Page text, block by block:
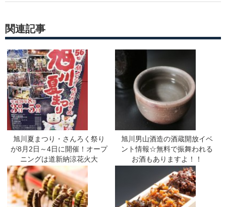
関連記事
旭川夏まつり・さんろく祭り
が8月2日～4日に開催！オープ
ニングは道新納涼花火大
会！！
旭川男山酒造の酒蔵開放イベ
ント情報☆無料で振舞われる
お酒もありますよ！！